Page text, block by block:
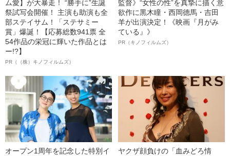
ム愛】が大暴走！ “勝手に”生誕
祭試写会開催！ 主演も助演も全
部ステイサム！「ステサミー
賞」爆誕！【応募総数941票 全
54作品の栄冠に輝いた作品とは
ー!?】
PR（（株）キノフィルムズ）
監督》“女性の性”を真摯に描く意
欲作に黒木瞳・西岡德馬・吉田
羊が出演決定！《映画『月がみ
ている』》
PR（キノフィルムズ）
オープン1周年を記念した特別イ
ヤクザ顔負けの「血みどろ情